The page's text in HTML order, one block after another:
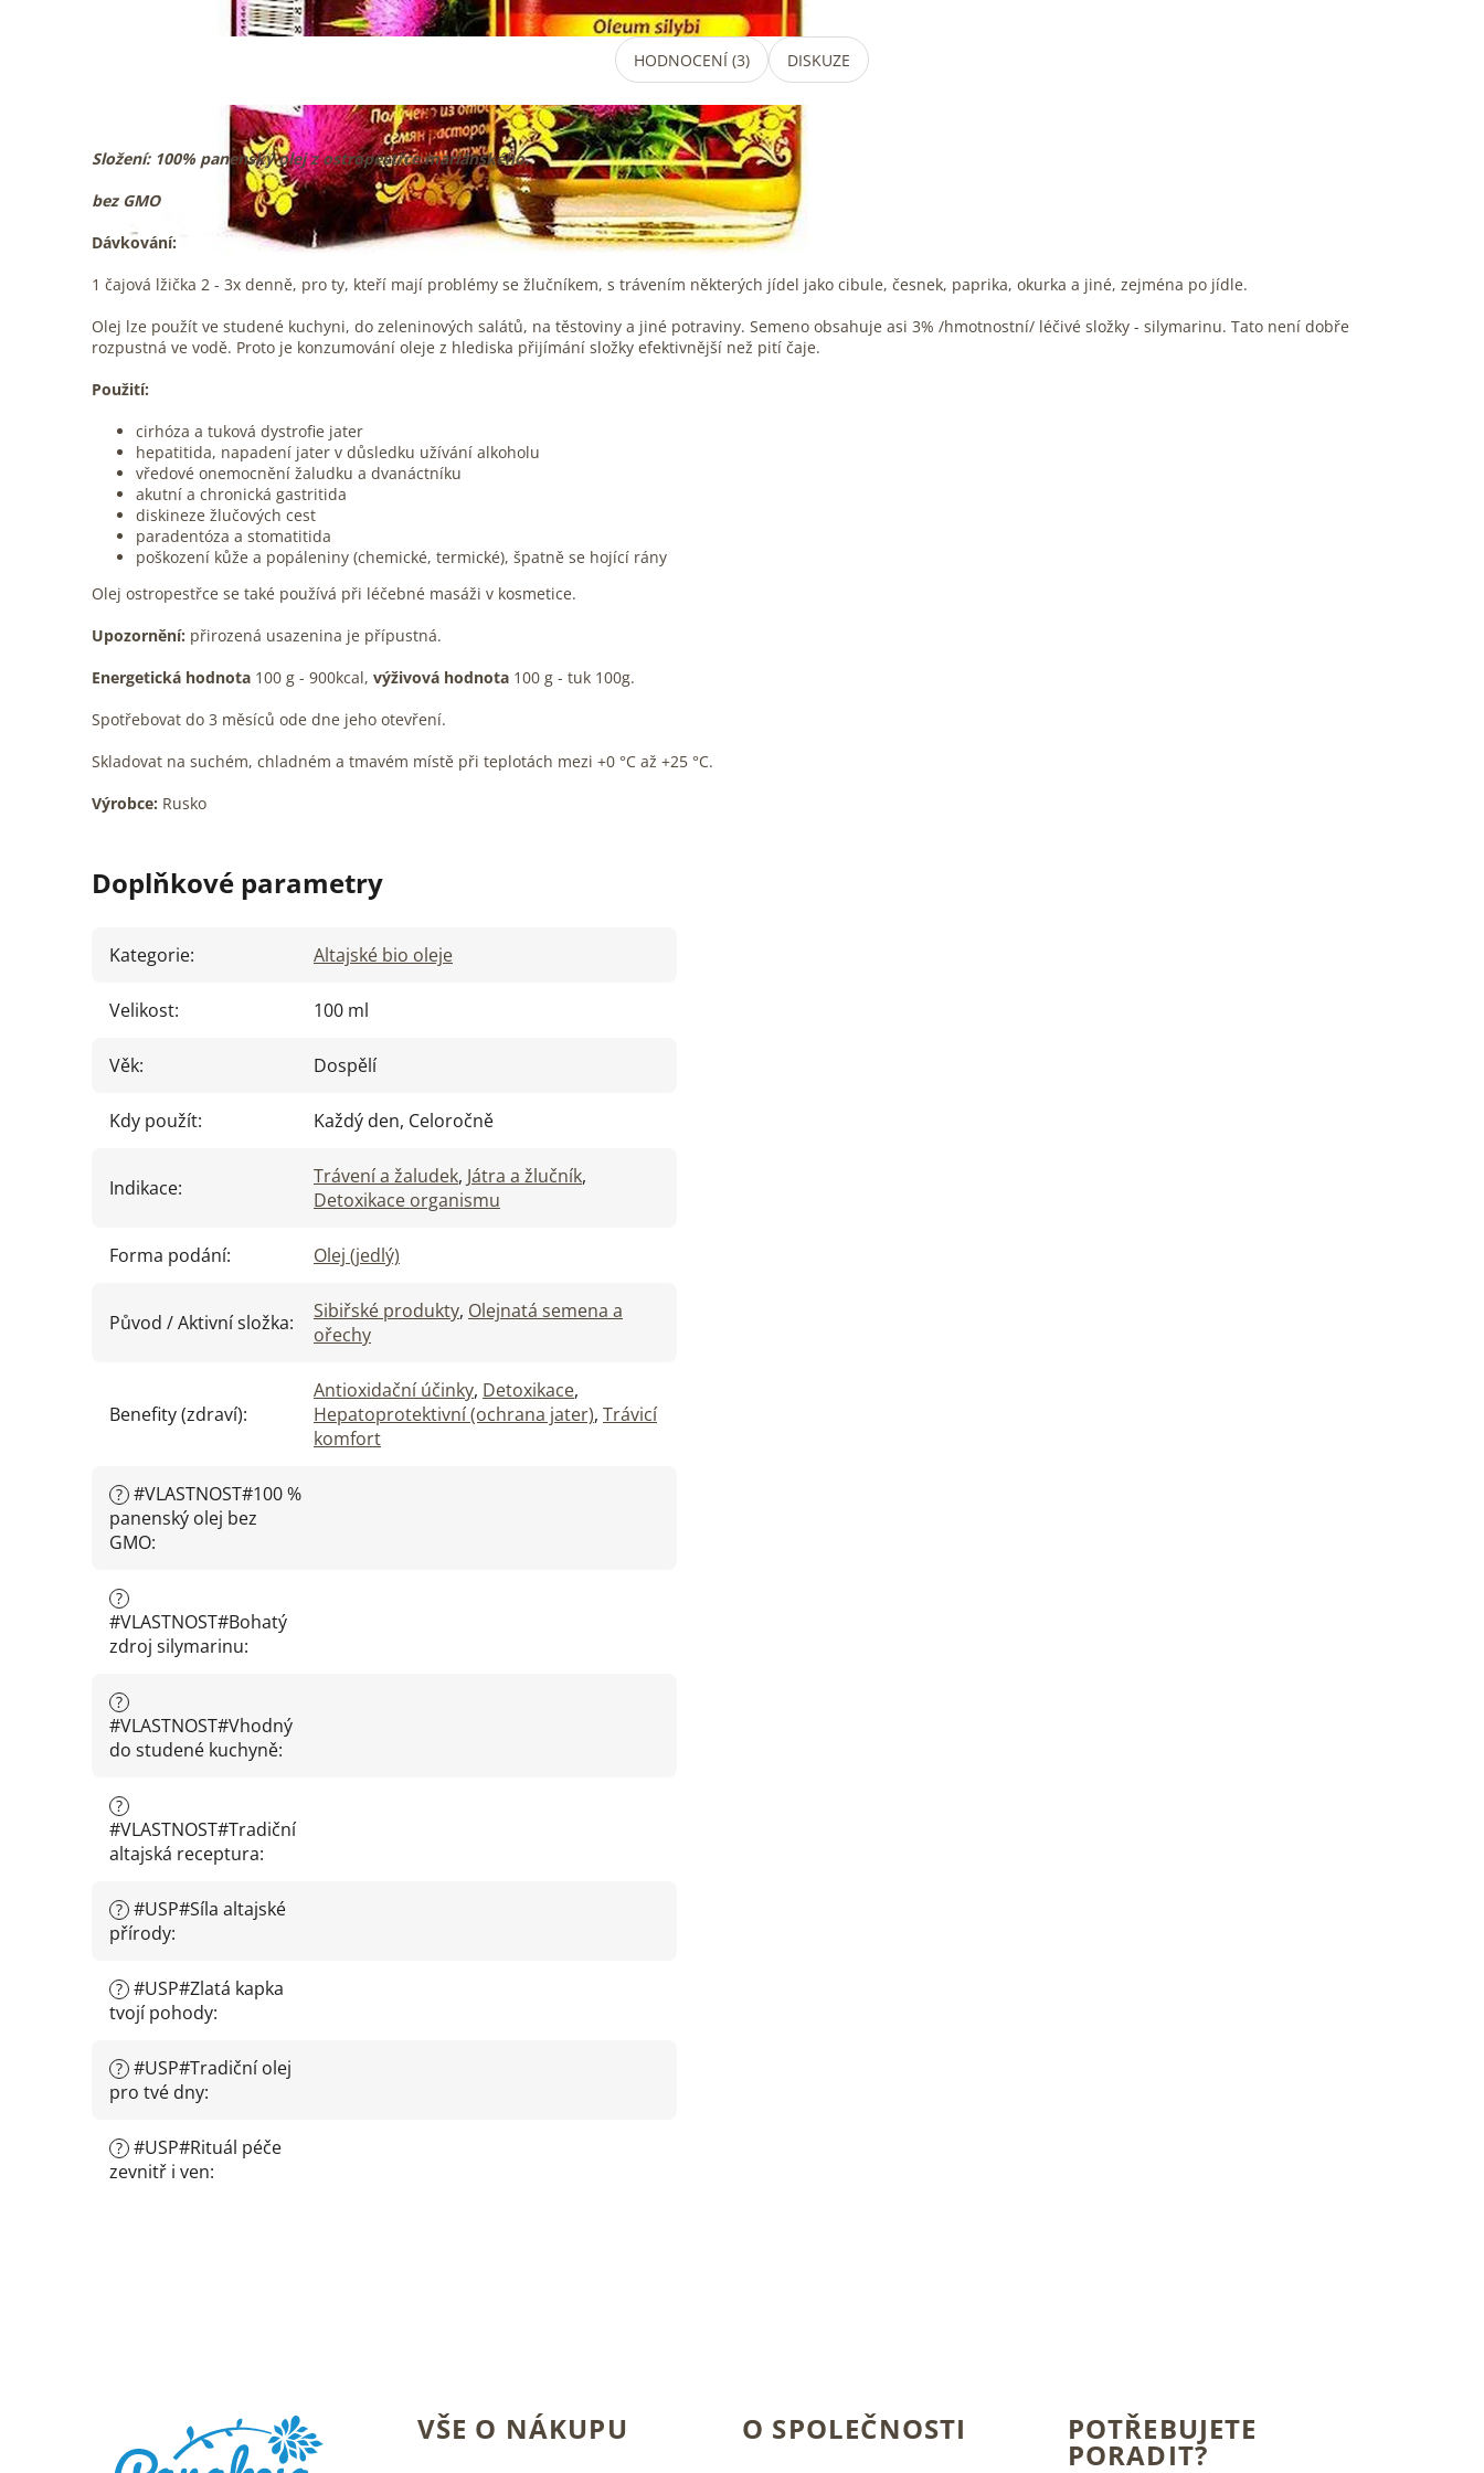
HODNOCENÍ (3) DISKUZE
Složení: 100% panenský olej z ostropestřce mariánského.
bez GMO
Dávkování:
1 čajová lžička 2 - 3x denně, pro ty, kteří mají problémy se žlučníkem, s trávením některých jídel jako cibule, česnek, paprika, okurka a jiné, zejména po jídle.
Olej lze použít ve studené kuchyni, do zeleninových salátů, na těstoviny a jiné potraviny. Semeno obsahuje asi 3% /hmotnostní/ léčivé složky - silymarinu. Tato není dobře
rozpustná ve vodě. Proto je konzumování oleje z hlediska přijímání složky efektivnější než pití čaje.
Použití:
cirhóza a tuková dystrofie jater
hepatitida, napadení jater v důsledku užívání alkoholu
vředové onemocnění žaludku a dvanáctníku
akutní a chronická gastritida
diskineze žlučových cest
paradentóza a stomatitida
poškození kůže a popáleniny (chemické, termické), špatně se hojící rány
Olej ostropestřce se také používá při léčebné masáži v kosmetice.
Upozornění: přirozená usazenina je přípustná.
Energetická hodnota 100 g - 900kcal, výživová hodnota 100 g - tuk 100g.
Spotřebovat do 3 měsíců ode dne jeho otevření.
Skladovat na suchém, chladném a tmavém místě při teplotách mezi +0 °C až +25 °C.
Výrobce: Rusko
Doplňkové parametry
Kategorie: Altajské bio oleje
Velikost: 100 ml
Věk: Dospělí
Kdy použít: Každý den, Celoročně
Indikace: Trávení a žaludek, Játra a žlučník,
Detoxikace organismu
Forma podání: Olej (jedlý)
Původ / Aktivní složka: Sibiřské produkty, Olejnatá semena a
ořechy
Benefity (zdraví):
Antioxidační účinky, Detoxikace,
Hepatoprotektivní (ochrana jater), Trávicí
komfort
? #VLASTNOST#100 %
panenský olej bez
GMO:
?
#VLASTNOST#Bohatý
zdroj silymarinu:
?
#VLASTNOST#Vhodný
do studené kuchyně:
?
#VLASTNOST#Tradiční
altajská receptura:
? #USP#Síla altajské
přírody:
? #USP#Zlatá kapka
tvojí pohody:
? #USP#Tradiční olej
pro tvé dny:
? #USP#Rituál péče
zevnitř i ven:
VŠE O NÁKUPU O SPOLEČNOSTI POTŘEBUJETE
PORADIT?